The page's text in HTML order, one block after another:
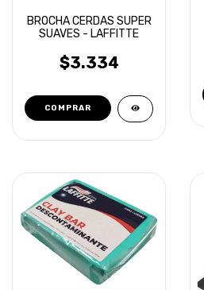
BROCHA CERDAS SUPER
SUAVES - LAFFITTE
$3.334